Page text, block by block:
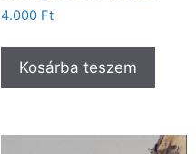
4.000 Ft
Kosárba teszem